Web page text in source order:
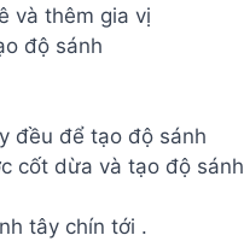
và thêm gia vị
độ sánh
đều để tạo độ sánh
cốt dừa và tạo độ sánh
tây chín tới .